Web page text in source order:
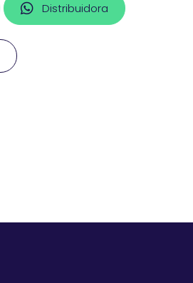
Distribuidora